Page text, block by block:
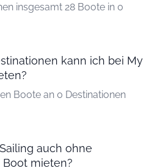
insgesamt 28 Boote in 0
kann ich bei My
Boote an 0 Destinationen
auch ohne
mieten?